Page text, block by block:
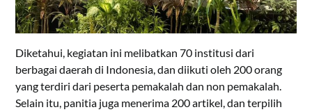
Diketahui, kegiatan ini melibatkan 70 institusi dari
berbagai daerah di Indonesia, dan diikuti oleh 200 orang
yang terdiri dari peserta pemakalah dan non pemakalah.
Selain itu, panitia juga menerima 200 artikel, dan terpilih